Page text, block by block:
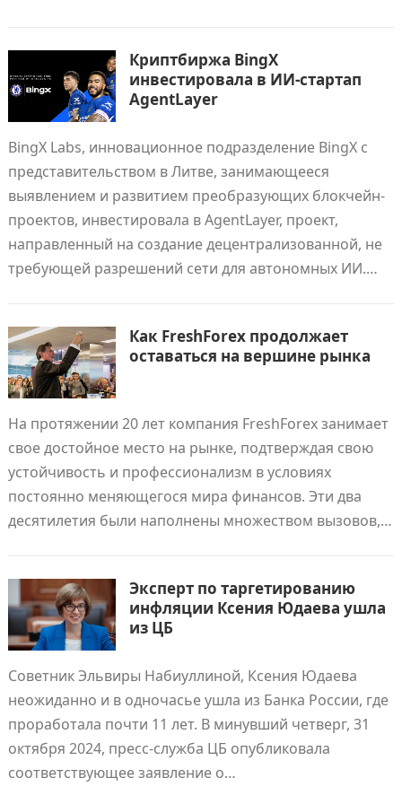
Криптбиржа BingX
инвестировала в ИИ-стартап
AgentLayer
BingX Labs, инновационное подразделение BingX с
представительством в Литве, занимающееся
выявлением и развитием преобразующих блокчейн-
проектов, инвестировала в AgentLayer, проект,
направленный на создание децентрализованной, не
требующей разрешений сети для автономных ИИ.…
Как FreshForex продолжает
оставаться на вершине рынка
На протяжении 20 лет компания FreshForex занимает
свое достойное место на рынке, подтверждая свою
устойчивость и профессионализм в условиях
постоянно меняющегося мира финансов. Эти два
десятилетия были наполнены множеством вызовов,…
Эксперт по таргетированию
инфляции Ксения Юдаева ушла
из ЦБ
Советник Эльвиры Набиуллиной, Ксения Юдаева
неожиданно и в одночасье ушла из Банка России, где
проработала почти 11 лет. В минувший четверг, 31
октября 2024, пресс-служба ЦБ опубликовала
соответствующее заявление о…